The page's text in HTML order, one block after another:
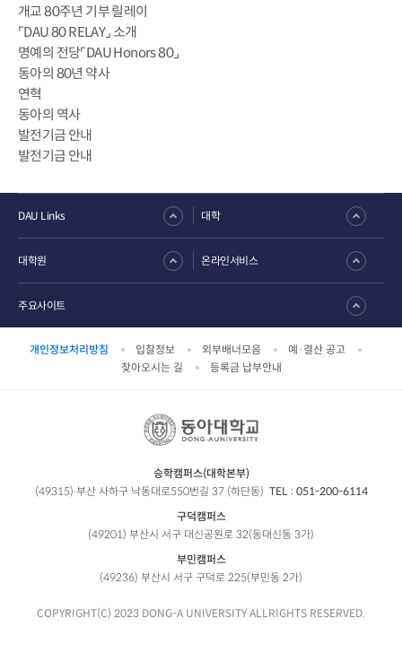
개교 80주년 기부 릴레이
⌜DAU 80 RELAY⌟ 소개
명예의 전당⌜DAU Honors 80⌟
동아의 80년 약사
연혁
동아의 역사
발전기금 안내
발전기금 안내
개인정보처리방침 입찰정보 외부배너모음
예·결산 공고
찾아오시는 길
등록금 납부안내
DAU Links 대학
대학원 온라인서비스
주요사이트
승학캠퍼스(대학본부)
(49315) 부산 사하구 낙동대로550번길 37 (하단동) TEL : 051-200-6114
구덕캠퍼스
(49201) 부산시 서구 대신공원로 32(동대신동 3가)
부민캠퍼스
(49236) 부산시 서구 구덕로 225(부민동 2가)
COPYRIGHT(C) 2023 DONG-A UNIVERSITY ALLRIGHTS RESERVED.